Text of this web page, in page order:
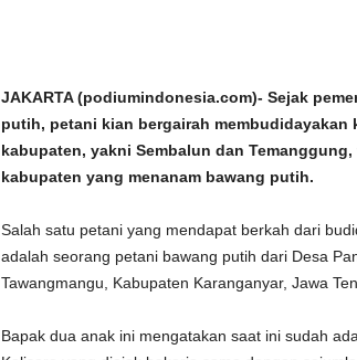
JAKARTA (podiumindonesia.com)- Sejak
putih, petani kian bergairah
kabupaten, yakni Sembalun dan
kabupaten yang menanam bawang putih.
Salah satu petani yang mendapat berkah dari
adalah seorang petani bawang putih dari Desa
Tawangmangu, Kabupaten Karanganyar, Jawa
Bapak dua anak ini mengatakan saat ini sudah